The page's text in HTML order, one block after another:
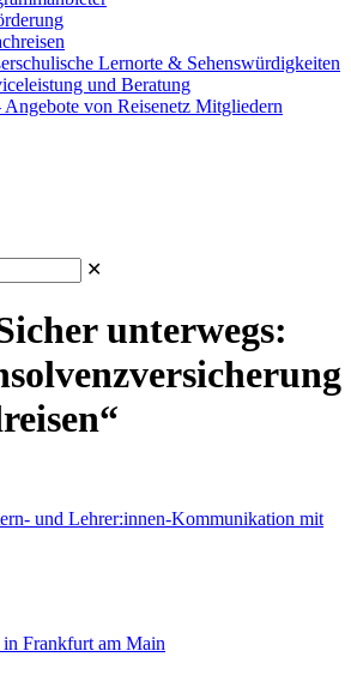
Lernorte & Sehenswürdigkeiten
und Beratung
Angebote von Reisenetz Mitgliedern
✕
unterwegs:
und Lehrer:innen-Kommunikation mit
Frankfurt am Main